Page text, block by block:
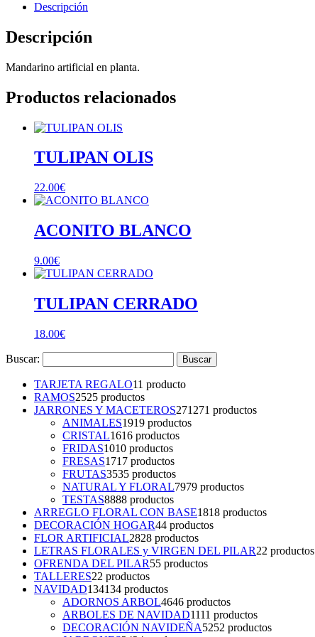
Descripción
Descripción
Mandarino artificial en planta.
Productos relacionados
TULIPAN OLIS
22.00€
ACONITO BLANCO
9.00€
TULIPAN CERRADO
18.00€
Buscar:
TARJETA REGALO11 producto
RAMOS2525 productos
JARRONES Y MACETEROS271 271 productos
ANIMALES1919 productos
CRISTAL1616 productos
FRIDAS1010 productos
FRESAS1717 productos
FRUTAS3535 productos
NATURAL Y FLORAL7979 productos
TESTAS8888 productos
ARREGLO FLORAL CON BASE1818 productos
DECORACIÓN HOGAR44 productos
FLOR ARTIFICIAL2828 productos
LETRAS FLORALES y VIRGEN DEL PILAR22 productos
OFRENDA DEL PILAR55 productos
TALLERES22 productos
NAVIDAD134134 productos
ADORNOS ARBOL4646 productos
ARBOLES DE NAVIDAD1111 productos
DECORACIÓN NAVIDEÑA5252 productos